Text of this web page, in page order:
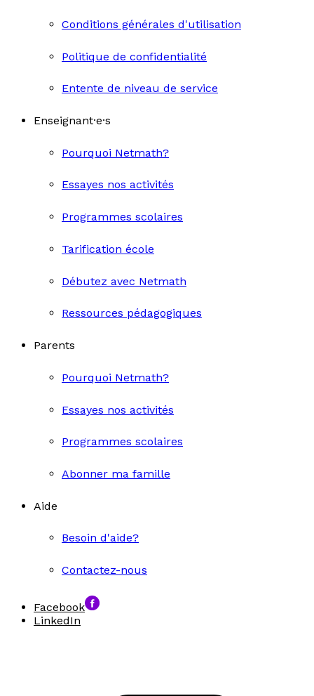
Conditions générales d'utilisation
Politique de confidentialité
Entente de niveau de service
Enseignant·e·s
Pourquoi Netmath?
Essayes nos activités
Programmes scolaires
Tarification école
Débutez avec Netmath
Ressources pédagogiques
Parents
Pourquoi Netmath?
Essayes nos activités
Programmes scolaires
Abonner ma famille
Aide
Besoin d'aide?
Contactez-nous
Facebook
LinkedIn